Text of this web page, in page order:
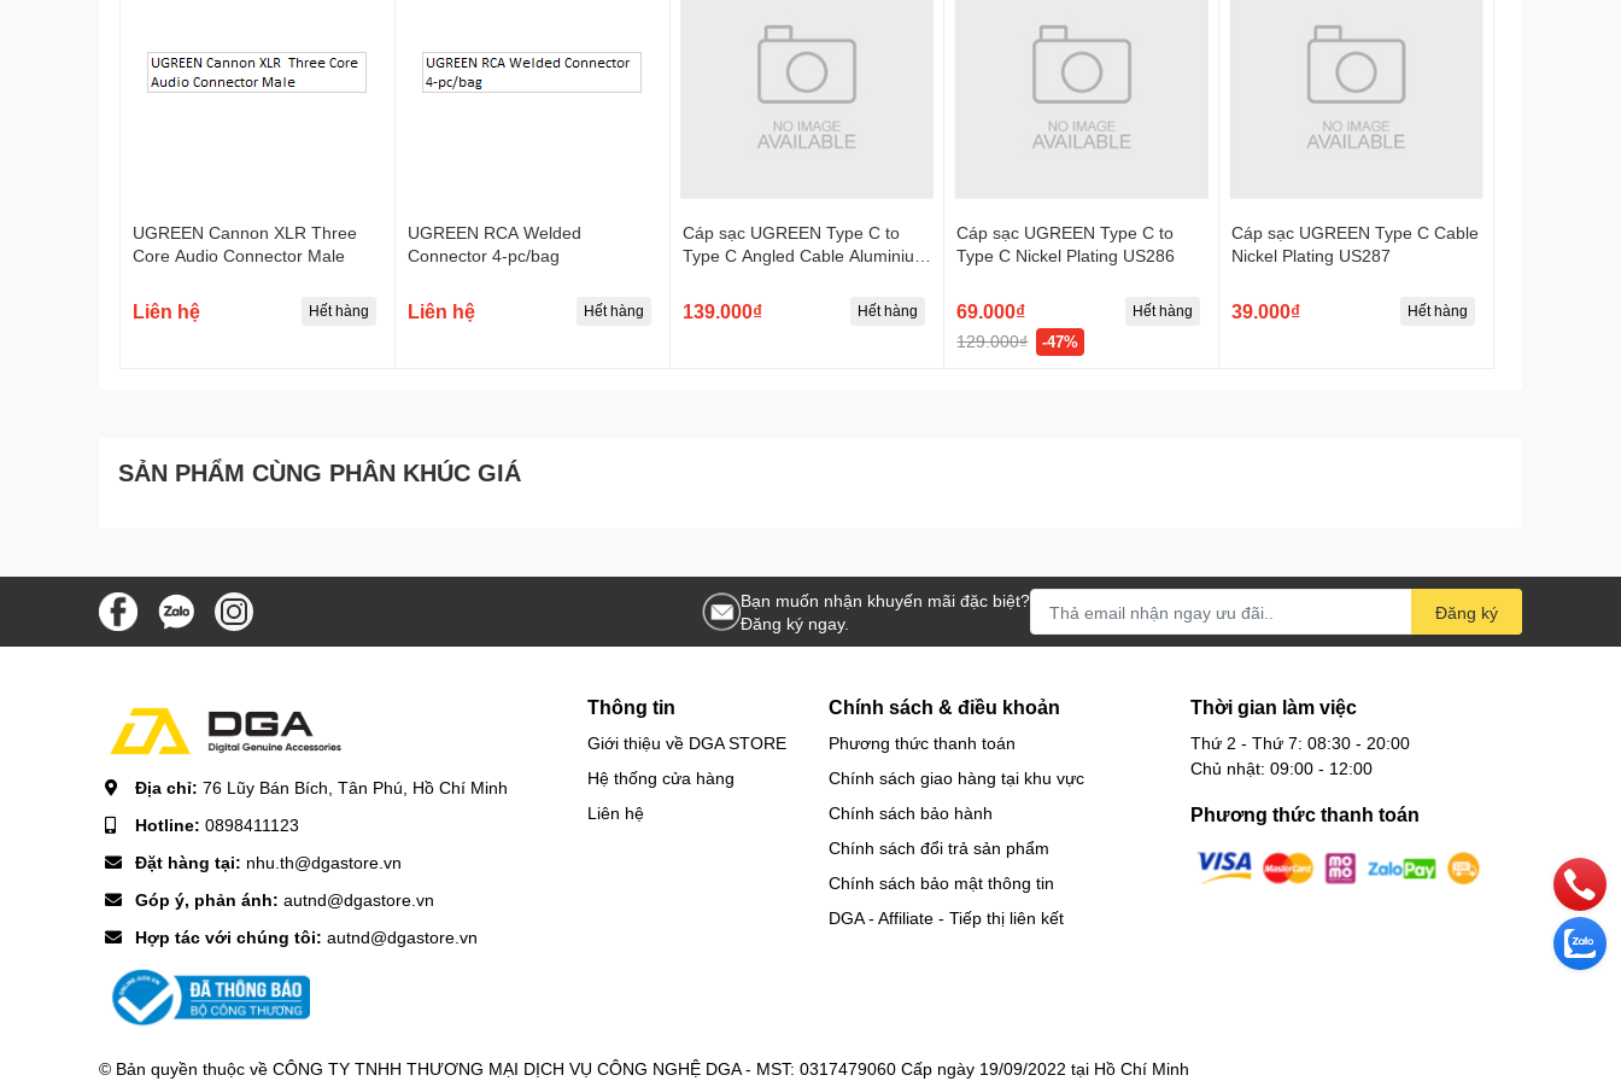
UGREEN Cannon XLR Three
Core Audio Connector Male
Liên hệ Hết hàng
UGREEN RCA Welded
Connector 4-pc/bag
Liên hệ Hết hàng
Cáp sạc UGREEN Type C to
Type C Angled Cable Aluminium
139.000₫ Hết hàng
Cáp sạc UGREEN Type C to
Type C Nickel Plating US286
69.000₫
129.000₫ -47%
Hết hàng
Cáp sạc UGREEN Type C Cable
Nickel Plating US287
39.000₫ Hết hàng
SẢN PHẨM CÙNG PHÂN KHÚC GIÁ
Bạn muốn nhận khuyến mãi đặc biệt?
Đăng ký ngay.
Đăng ký
Địa chỉ: 76 Lũy Bán Bích, Tân Phú, Hồ Chí Minh
Hotline: 0898411123
Đặt hàng tại: nhu.th@dgastore.vn
Góp ý, phản ánh: autnd@dgastore.vn
Hợp tác với chúng tôi: autnd@dgastore.vn
Thông tin
Giới thiệu về DGA STORE
Hệ thống cửa hàng
Liên hệ
Chính sách & điều khoản
Phương thức thanh toán
Chính sách giao hàng tại khu vực
Chính sách bảo hành
Chính sách đổi trả sản phẩm
Chính sách bảo mật thông tin
DGA - Affiliate - Tiếp thị liên kết
Thời gian làm việc
Thứ 2 - Thứ 7: 08:30 - 20:00
Chủ nhật: 09:00 - 12:00
Phương thức thanh toán
© Bản quyền thuộc về CÔNG TY TNHH THƯƠNG MẠI DỊCH VỤ CÔNG NGHỆ DGA - MST: 0317479060 Cấp ngày 19/09/2022 tại Hồ Chí Minh